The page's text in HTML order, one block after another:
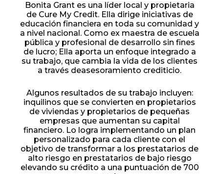
Bonita Grant es una líder local y propietaria
de Cure My Credit. Ella dirige iniciativas de
educación financiera en toda su comunidad y
a nivel nacional. Como ex maestra de escuela
pública y profesional de desarrollo sin fines
de lucro; Ella aporta un enfoque integrado a
su trabajo, que cambia la vida de los clientes
a través deasesoramiento crediticio.
Algunos resultados de su trabajo incluyen:
inquilinos que se convierten en propietarios
de viviendas y propietarios de pequeñas
empresas que aumentan su capital
financiero. Lo logra implementando un plan
personalizado para cada cliente con el
objetivo de transformar a los prestatarios de
alto riesgo en prestatarios de bajo riesgo
elevando su crédito a una puntuación de 700